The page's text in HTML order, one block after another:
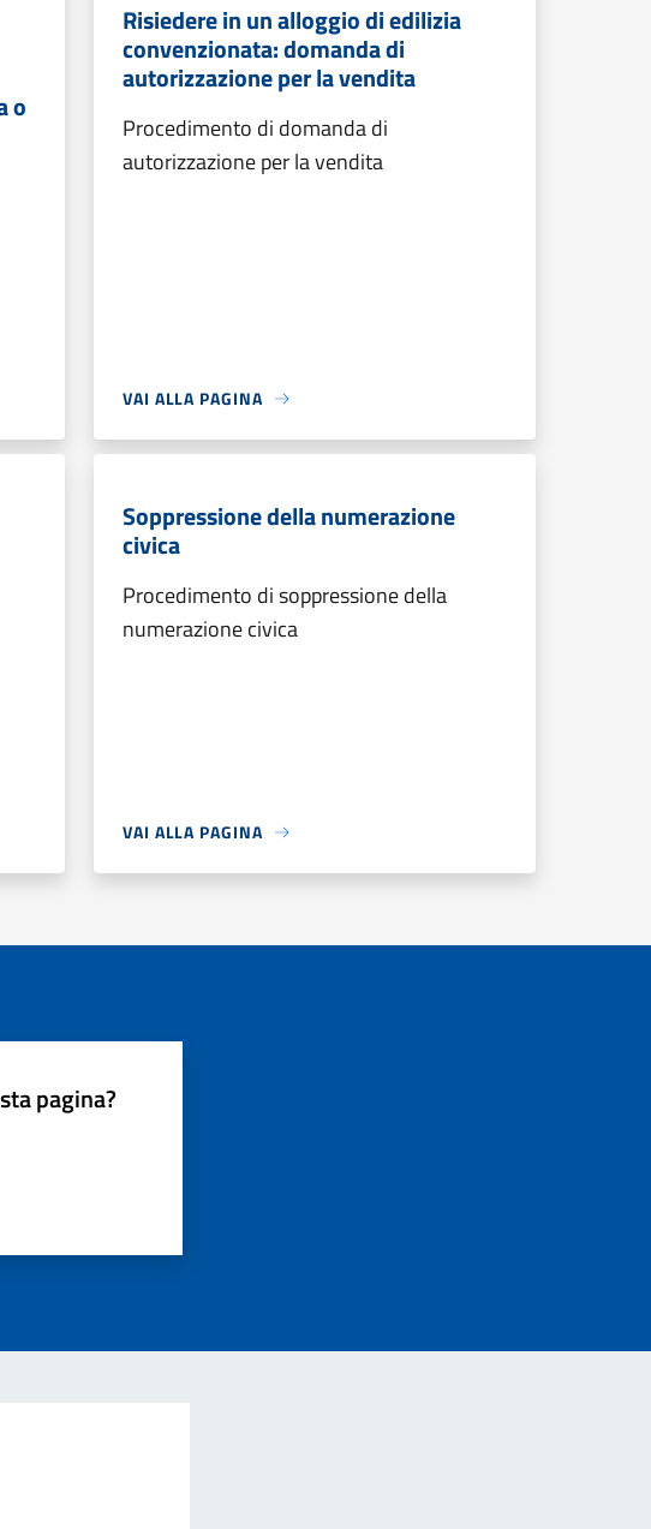
o
Risiedere in un alloggio di edilizia
convenzionata: domanda di
autorizzazione per la vendita
Procedimento di domanda di
autorizzazione per la vendita
VAI ALLA PAGINA
Soppressione della numerazione
civica
Procedimento di soppressione della
numerazione civica
VAI ALLA PAGINA
pagina?